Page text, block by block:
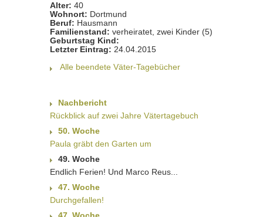
Alter: 40
Wohnort: Dortmund
Beruf: Hausmann
Familienstand: verheiratet, zwei Kinder (5)
Geburtstag Kind:
Letzter Eintrag: 24.04.2015
Alle beendete Väter-Tagebücher
Nachbericht
Rückblick auf zwei Jahre Vätertagebuch
50. Woche
Paula gräbt den Garten um
49. Woche
Endlich Ferien! Und Marco Reus...
47. Woche
Durchgefallen!